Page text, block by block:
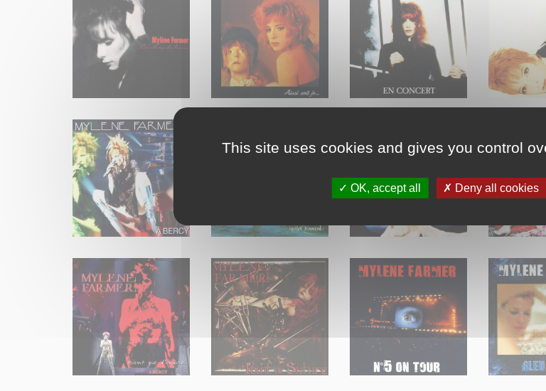
This site uses cookies and gives you control
OK, accept all Deny all cookies